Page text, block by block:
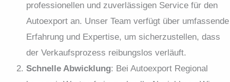
professionellen und zuverlässigen Service für den
Autoexport an. Unser Team verfügt über umfassende
Erfahrung und Expertise, um sicherzustellen, dass
der Verkaufsprozess reibungslos verläuft.
Schnelle Abwicklung: Bei Autoexport Regional